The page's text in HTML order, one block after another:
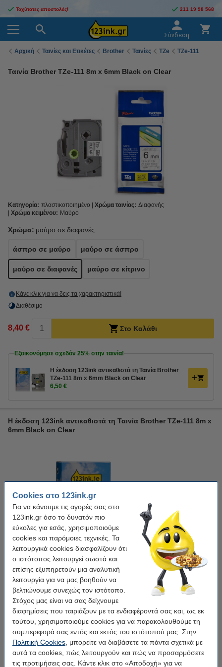
Cookies στο 123ink.gr
Για να κάνουμε τις αγορές σας στο
123ink.gr όσο το δυνατόν πιο
εύκολες για εσάς, χρησιμοποιούμε
cookies και παρόμοιες τεχνικές. Τα
λειτουργικά cookies διασφαλίζουν ότι
ο ιστότοπος λειτουργεί σωστά και
επίσης εξυπηρετούν μια αναλυτική
λειτουργία για να μας βοηθούν να
βελτιώνουμε συνεχώς τον ιστότοπο.
Στόχος μας είναι να σας δείχνουμε
διαφημίσεις που ταιριάζουν με τα ενδιαφέροντά σας και, ως εκ
τούτου, χρησιμοποιούμε cookies για να παρακολουθούμε τη
συμπεριφορά σας εντός και εκτός του ιστότοπού μας. Στην
Πολιτική Cookies , μπορείτε να διαβάσετε τα πάντα σχετικά με
αυτά τα cookies, πώς λειτουργούν και πώς να προσαρμόσετε
τις προτιμήσεις σας. Κάντε κλικ στο «Αποδοχή» για να
Ταχύτατες αποστολές! 211 19 98 568
Σύνδεση
Αρχική Ταινίες και Ετικέτες Brother Ταινίες TZe TZe-111
Ταινία Brother TZe-111 8m x 6mm Black on Clear
Κατηγορία: πλαστικοποιημένο Χρώμα ταινίας: Διαφανής
Χρώμα κειμένου: Μαύρο
Χρώμα: μαύρο σε διαφανές
άσπρο σε μαύρο μαύρο σε άσπρο
μαύρο σε διαφανές μαύρο σε κίτρινο
Κάνε κλικ για να δεις τα χαρακτηριστικά!
Διαθέσιμο
8,40 € Στο Καλάθι
Εξοικονόμησε σχεδόν 25% στην ταινία!
Η έκδοση 123ink αντικαθιστά τη Ταινία Brother
TZe-111 8m x 6mm Black on Clear
6,50 €
Η έκδοση 123ink αντικαθιστά τη Ταινία Brother TZe-111 8m x
6mm Black on Clear
Χρήση: πολυλειτουργικό Μάρκα: 123ink
πλαστικοποιημένο
Χρώμα ταινίας: Διαφανής
Χρώμα: μαύρο σε διαφανές
άσπρο σε μαύρο μαύρο σε άσπρο
μαύρο σε διαφανές μαύρο σε κίτρινο
Κάνε κλικ για να δεις τα χαρακτηριστικά!
Εξοικονόμησε σχεδόν25%στην ταινία!